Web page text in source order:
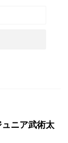
ニア武術太